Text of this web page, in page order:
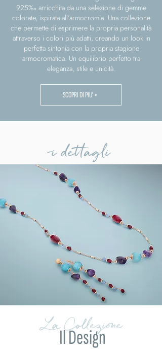
925‰ arricchita da una selezione di gemme
colorate, ispirata all’armocromia. Una collezione
che permette di esprimere la propria personalità
attraverso i colori più adatti, creando un look in
perfetta sintonia con la propria stagione
armocromatica. Un equilibrio perfetto tra
eleganza, stile e unicità.
SCOPRI DI PIU' >
i dettagli
La Collezione
Il Design